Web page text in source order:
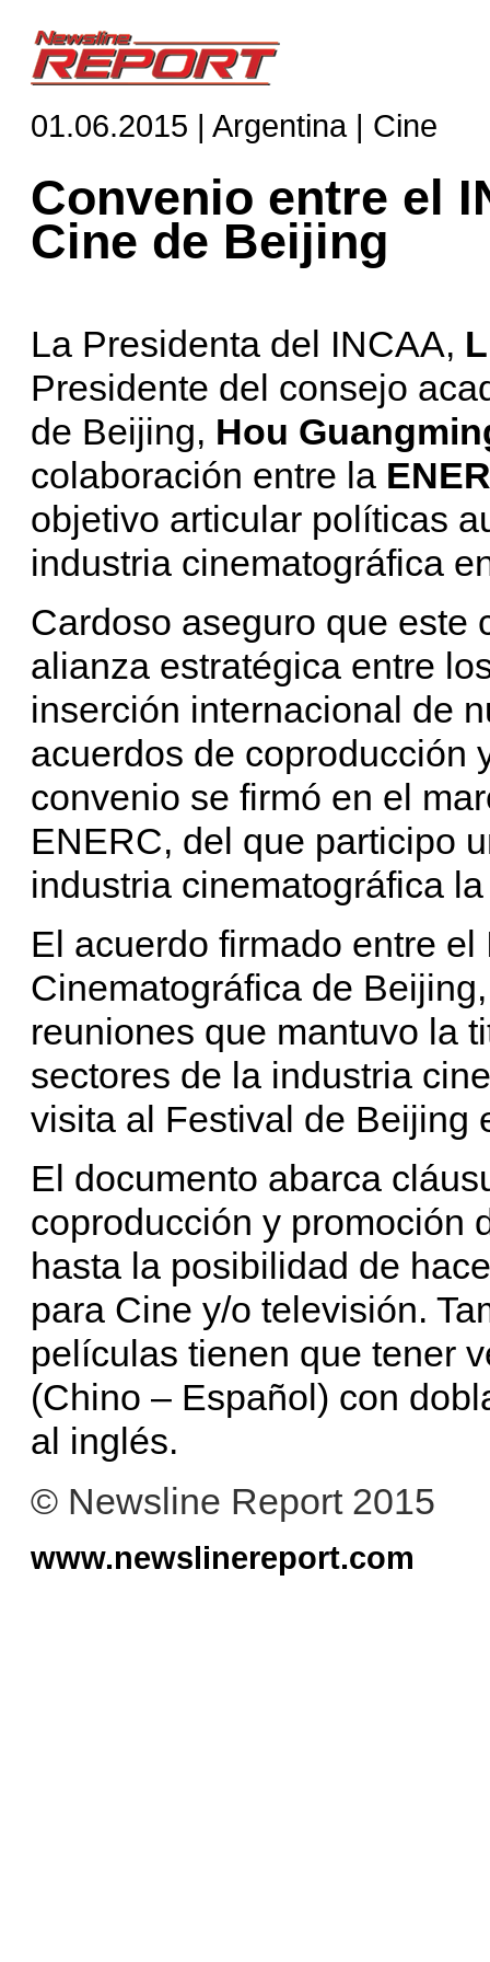
01.06.2015 | Argentina | Cine
Convenio entre el
Cine de Beijing
La Presidenta del INCAA,
Presidente del consejo
de Beijing, Hou
colaboración entre la
objetivo articular políticas
industria cinematográfica
Cardoso aseguro que este
alianza estratégica entre
inserción internacional de
acuerdos de coproducción
convenio se firmó en el
ENERC, del que participo
industria cinematográfica
El acuerdo firmado entre
Cinematográfica de
reuniones que mantuvo la
sectores de la industria
visita al Festival de Beijing
El documento abarca
coproducción y promoción
hasta la posibilidad de
para Cine y/o televisión.
películas tienen que tener
(Chino – Español) con
al inglés.
© Newsline Report 2015
www.newslinereport.com